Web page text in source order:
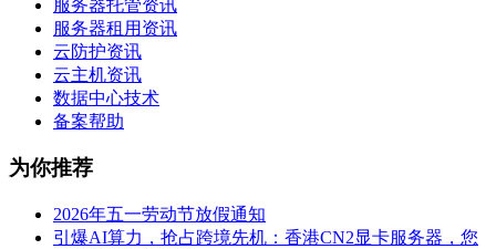
服务器托管资讯
服务器租用资讯
云防护资讯
云主机资讯
数据中心技术
备案帮助
为你推荐
2026年五一劳动节放假通知
引爆AI算力，抢占跨境先机：香港CN2显卡服务器，您